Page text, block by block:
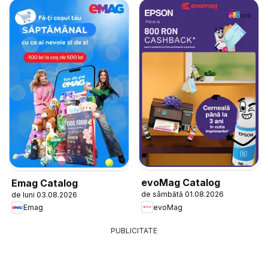
Emag Catalog
de luni 03.08.2026
Emag
evoMag Catalog
de sâmbătă 01.08.2026
evoMag
PUBLICITATE